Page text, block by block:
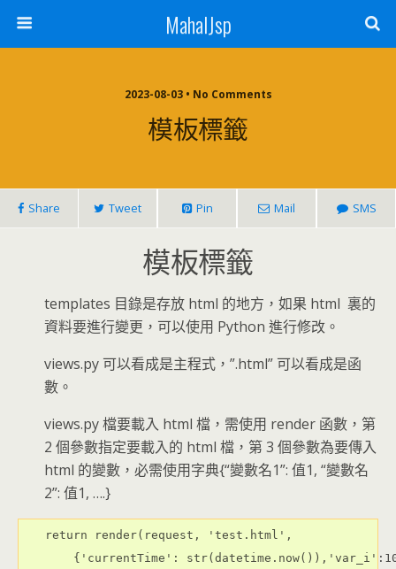
MahalJsp
2023-08-03 • No Comments
模板標籤
Share Tweet Pin Mail SMS
模板標籤
templates 目錄是存放 html 的地方，如果 html 裏的
資料要進行變更，可以使用 Python 進行修改。
views.py 可以看成是主程式，”.html” 可以看成是函
數。
views.py 檔要載入 html 檔，需使用 render 函數，第
2 個參數指定要載入的 html 檔，第 3 個參數為要傳入
html 的變數，必需使用字典{“變數名1”: 值1, “變數名
2”: 值1, ….}
return render(request, 'test.html',
{'currentTime':